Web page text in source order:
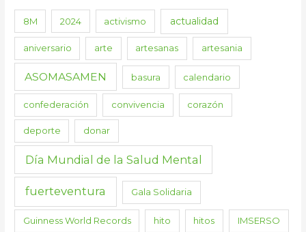
8M 2024 activismo actualidad
aniversario arte artesanas artesania
ASOMASAMEN basura calendario
confederación convivencia corazón
deporte donar
Día Mundial de la Salud Mental
fuerteventura Gala Solidaria
Guinness World Records hito hitos IMSERSO